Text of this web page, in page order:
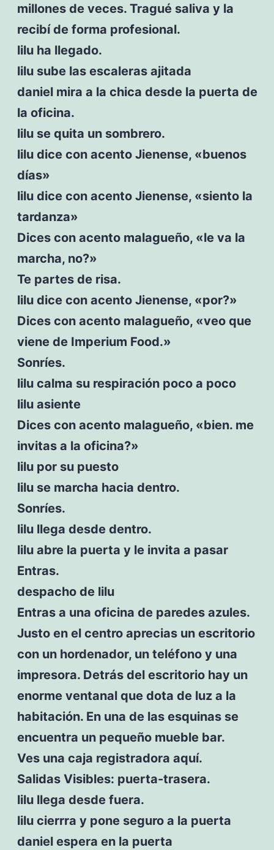
millones de veces. Tragué saliva y la
recibí de forma profesional.
lilu ha llegado.
lilu sube las escaleras ajitada
daniel mira a la chica desde la puerta de
la oficina.
lilu se quita un sombrero.
lilu dice con acento Jienense, «buenos
días»
lilu dice con acento Jienense, «siento la
tardanza»
Dices con acento malagueño, «le va la
marcha, no?»
Te partes de risa.
lilu dice con acento Jienense, «por?»
Dices con acento malagueño, «veo que
viene de Imperium Food.»
Sonríes.
lilu calma su respiración poco a poco
lilu asiente
Dices con acento malagueño, «bien. me
invitas a la oficina?»
lilu por su puesto
lilu se marcha hacia dentro.
Sonríes.
lilu llega desde dentro.
lilu abre la puerta y le invita a pasar
Entras.
despacho de lilu
Entras a una oficina de paredes azules.
Justo en el centro aprecias un escritorio
con un hordenador, un teléfono y una
impresora. Detrás del escritorio hay un
enorme ventanal que dota de luz a la
habitación. En una de las esquinas se
encuentra un pequeño mueble bar.
Ves una caja registradora aquí.
Salidas Visibles: puerta-trasera.
lilu llega desde fuera.
lilu cierrra y pone seguro a la puerta
daniel espera en la puerta